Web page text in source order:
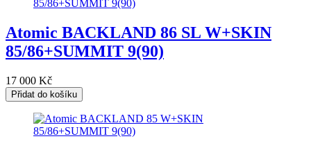
Atomic BACKLAND 86 SL W+SKIN
85/86+SUMMIT 9(90)
17 000 Kč
Přidat do košíku